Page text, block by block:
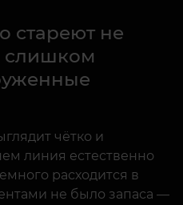
стареют не
слишком
чётко и
линия естественно
расходится в
не было запаса —